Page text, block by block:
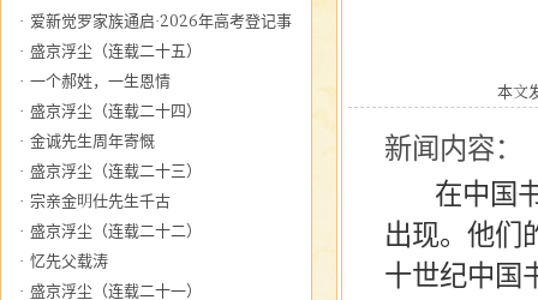
· 爱新觉罗家族通启·2026年高考登记事
宜· 盛京浮尘（连载二十五）
· 一个郝姓，一生恩情
· 盛京浮尘（连载二十四）
· 金诚先生周年寄慨
· 盛京浮尘（连载二十三）
· 宗亲金明仕先生千古
· 盛京浮尘（连载二十二）
· 忆先父载涛
· 盛京浮尘（连载二十一）
本文
新闻内容：
在中国书
出现。他们
十世纪中国